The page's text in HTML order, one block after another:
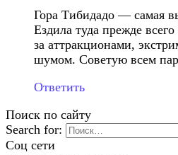
Гора Тибидадо — самая
Ездила туда прежде
за аттракционами,
шумом. Советую всем
Ответить
Поиск по сайту
Search for:
Соц сети